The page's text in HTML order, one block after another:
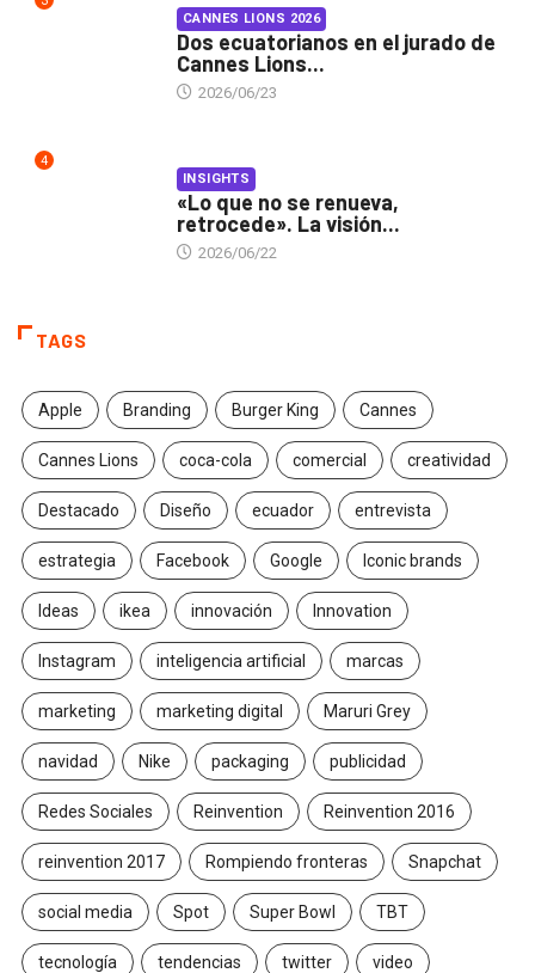
CANNES LIONS 2026
Dos ecuatorianos en el jurado de
Cannes Lions...
2026/06/23
4
INSIGHTS
«Lo que no se renueva,
retrocede». La visión...
2026/06/22
TAGS
Apple Branding Burger King Cannes
Cannes Lions coca-cola comercial creatividad
Destacado Diseño ecuador entrevista
estrategia Facebook Google Iconic brands
Ideas ikea innovación Innovation
Instagram inteligencia artificial marcas
marketing marketing digital Maruri Grey
navidad Nike packaging publicidad
Redes Sociales Reinvention Reinvention 2016
reinvention 2017 Rompiendo fronteras Snapchat
social media Spot Super Bowl TBT
tecnología tendencias twitter video